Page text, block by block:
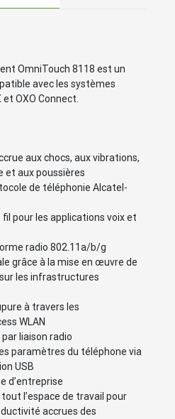
OmniTouch 8118 est un
avec les systèmes
OXO Connect.
aux chocs, aux vibrations,
et aux poussières
de téléphonie Alcatel-
pour les applications voix et
radio 802.11a/b/g
grâce à la mise en œuvre de
les infrastructures
à travers les
WLAN
liaison radio
paramètres du téléphone via
USB
d’entreprise
l’espace de travail pour
accrues des